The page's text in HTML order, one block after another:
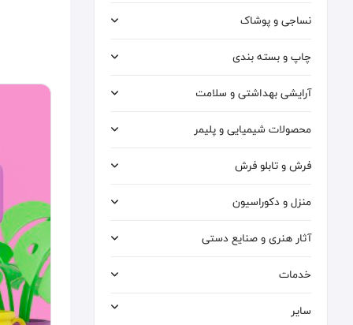
نساجی و پوشاک
چاپ و بسته بندی
آرایشی بهداشتی و سلامت
محصولات شیمیایی و پلیمر
فرش و تابلو فرش
منزل و دکوراسیون
آثار هنری و صنایع دستی
خدمات
سایر